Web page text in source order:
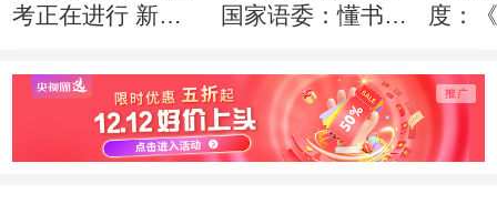
考正在进行 新增
国家语委：懂书法
生“基本功”
度：